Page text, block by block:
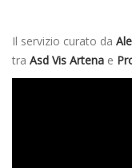
Il servizio curato da
tra Asd Vis Artena e